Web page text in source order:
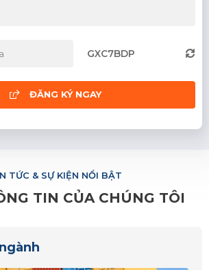
GXC7BDP
ĐĂNG KÝ NGAY
TỨC & SỰ KIỆN NỔI BẬT
TIN CỦA CHÚNG TÔI